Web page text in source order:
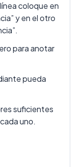
coloque en
y en el otro
para anotar
pueda
suficientes
uno.